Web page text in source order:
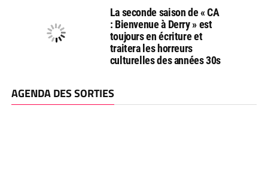
La seconde saison de « CA
: Bienvenue à Derry » est
toujours en écriture et
traitera les horreurs
culturelles des années 30s
AGENDA DES SORTIES